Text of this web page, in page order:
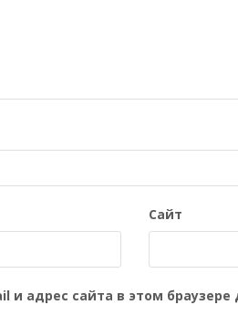
Сайт
и адрес сайта в этом